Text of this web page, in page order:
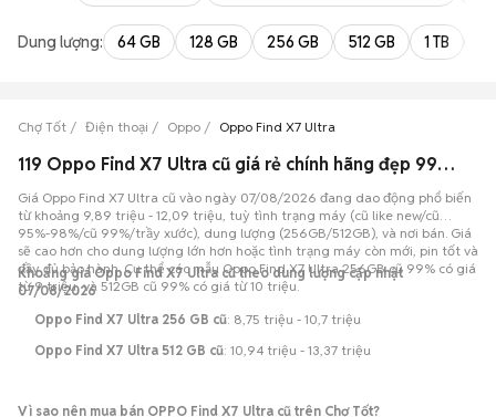
Dung lượng: 64 GB 128 GB 256 GB 512 GB 1 TB
Chợ Tốt Điện thoại Oppo Oppo Find X7 Ultra
119 Oppo Find X7 Ultra cũ giá rẻ chính hãng đẹp 99% đang bán 08/2026
Giá Oppo Find X7 Ultra cũ vào ngày 07/08/2026 đang dao động phổ biến
từ khoảng 9,89 triệu - 12,09 triệu, tuỳ tình trạng máy (cũ like new/cũ
95%-98%/cũ 99%/trầy xước), dung lượng (256GB/512GB), và nơi bán. Giá
sẽ cao hơn cho dung lượng lớn hơn hoặc tình trạng máy còn mới, pin tốt và
đầy đủ bảo hành. Cụ thể các mẫu Oppo Find X7 Ultra 256GB cũ 99% có giá
từ 9 triệu, và 512GB cũ 99% có giá từ 10 triệu.
Khoảng giá Oppo Find X7 Ultra cũ theo dung lượng cập nhật
07/08/2026
Oppo Find X7 Ultra 256 GB cũ: 8,75 triệu - 10,7 triệu
Oppo Find X7 Ultra 512 GB cũ: 10,94 triệu - 13,37 triệu
Vì sao nên mua bán OPPO Find X7 Ultra cũ trên Chợ Tốt?